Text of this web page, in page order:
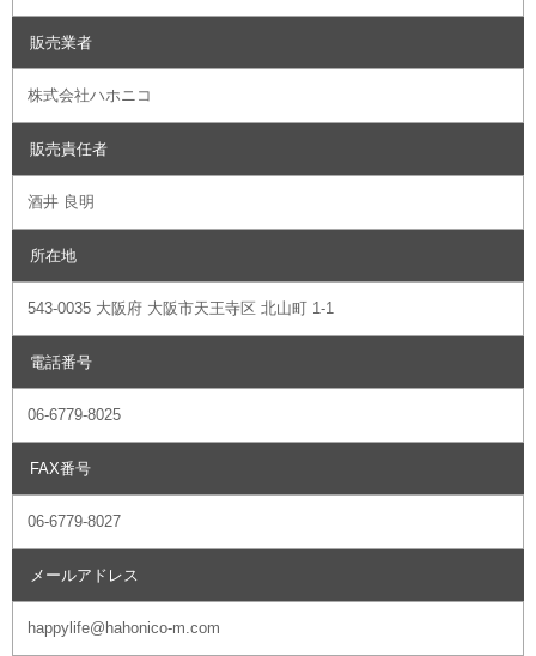
販売業者
株式会社ハホニコ
販売責任者
酒井 良明
所在地
543-0035 大阪府 大阪市天王寺区 北山町 1-1
電話番号
06-6779-8025
FAX番号
06-6779-8027
メールアドレス
happylife@hahonico-m.com